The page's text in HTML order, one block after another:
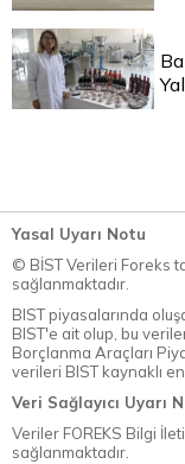
Yasal Uyarı Notu
© BİST Verileri Foreks
sağlanmaktadır.
BIST piyasalarında
BIST'e ait olup, bu
Borçlanma Araçları
verileri BIST kaynaklı
Veri Sağlayıcı Uyarı
Veriler FOREKS Bilgi
sağlanmaktadır.